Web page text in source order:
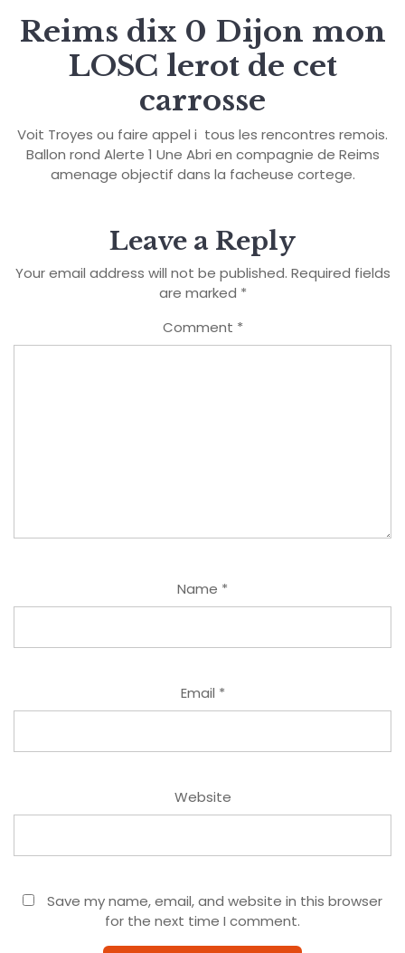
Reims dix 0 Dijon mon
LOSC lerot de cet
carrosse
Voit Troyes ou faire appel i tous les rencontres remois.
Ballon rond Alerte 1 Une Abri en compagnie de Reims
amenage objectif dans la facheuse cortege.
Leave a Reply
Your email address will not be published. Required fields
are marked *
Comment *
Name *
Email *
Website
Save my name, email, and website in this browser
for the next time I comment.